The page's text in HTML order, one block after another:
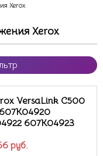
Xerox
Xerox
руб.
VersaLink C500
607K04923